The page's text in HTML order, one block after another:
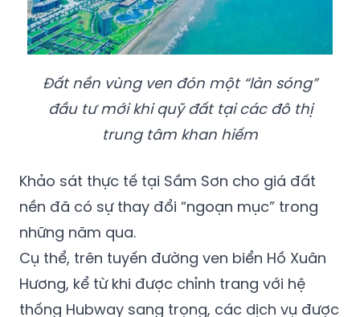
Đất nền vùng ven đón một “làn sóng”
đầu tư mới khi quỹ đất tại các đô thị
trung tâm khan hiếm
Khảo sát thực tế tại Sầm Sơn cho giá đất
nền đã có sự thay đổi “ngoạn mục” trong
những năm qua.
Cụ thể, trên tuyến đường ven biển Hồ Xuân
Hương, kể từ khi được chỉnh trang với hệ
thống Hubway sang trọng, các dịch vụ được